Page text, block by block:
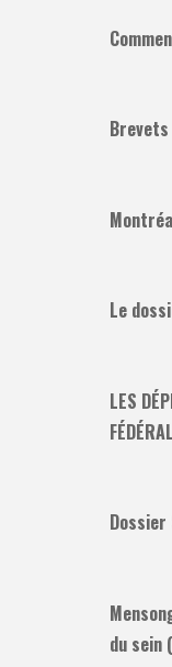
Le
LES
FÉDÉRAL
Dossier
du sein